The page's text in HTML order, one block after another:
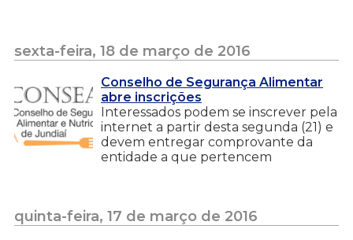
sexta-feira, 18 de março de 2016
Conselho de Segurança Alimentar
abre inscrições
Interessados podem se inscrever pela
internet a partir desta segunda (21) e
devem entregar comprovante da
entidade a que pertencem
quinta-feira, 17 de março de 2016